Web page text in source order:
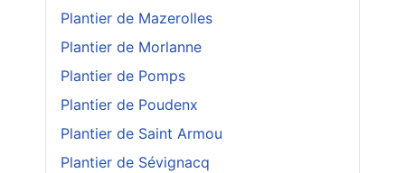
Plantier de Mazerolles
Plantier de Morlanne
Plantier de Pomps
Plantier de Poudenx
Plantier de Saint Armou
Plantier de Sévignacq